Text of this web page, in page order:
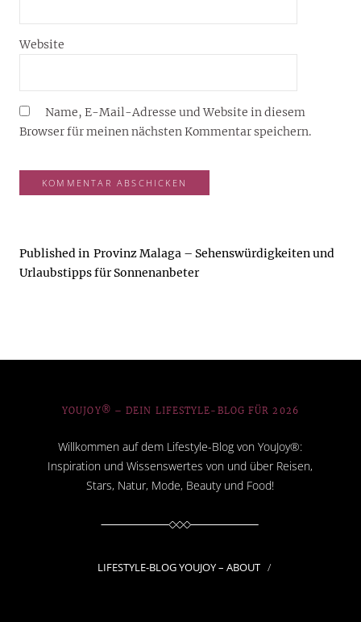
Website
Name, E-Mail-Adresse und Website in diesem
Browser für meinen nächsten Kommentar speichern.
Published in Provinz Malaga – Sehenswürdigkeiten und
Urlaubstipps für Sonnenanbeter
YOUJOY® – DEIN LIFESTYLE-BLOG FÜR 2026
Willkommen auf dem Lifestyle-Blog von YouJoy®:
Inspiration und Wissenswertes von und über Reisen,
Stars, Natur, Mode, Beauty und Food!
LIFESTYLE-BLOG YOUJOY – ABOUT